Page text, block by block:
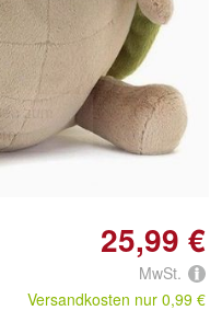
zum
25,99 €
MwSt.
Versandkosten nur 0,99 €